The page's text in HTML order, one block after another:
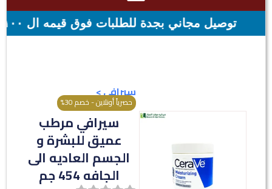
فوق قيمه ال ١٠٠ ريال - شحن مجاني لقيمه اكثر من ٢٩٩ ريال
سيرافي>
حصرياً أونلاين - خصم 30%
سيرافي مرطب
عميق للبشرة و
الجسم العاديه الى
الجافه 454 جم